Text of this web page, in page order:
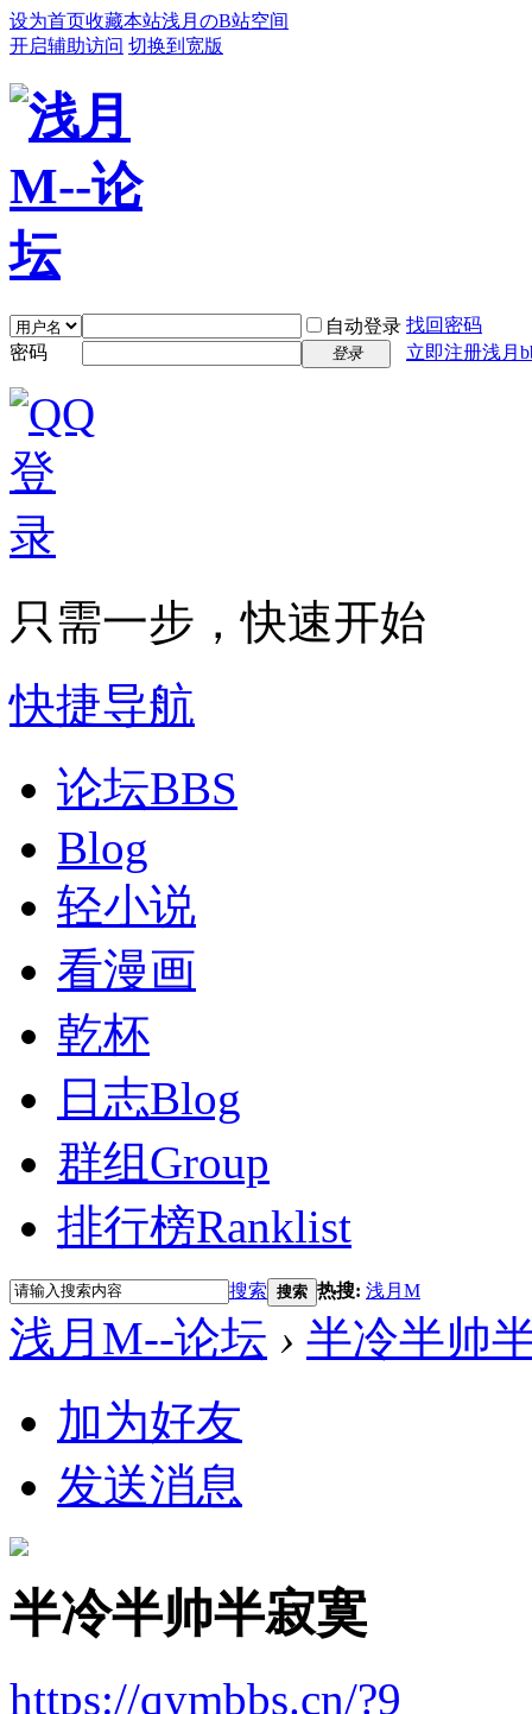
设为首页收藏本站浅月のB站空间
开启辅助访问 切换到宽版
自动登录 找回密码
密码
登录 立即注册浅月
只需一步，快速开始
快捷导航
论坛BBS
Blog
轻小说
看漫画
乾杯
日志Blog
群组 Group
排行榜Ranklist
搜索 搜索 热搜: 浅月M
浅月M--论坛 › 半冷半帅
加为好友
发送消息
半冷半帅半寂寞
https://qymbbs.cn/?9